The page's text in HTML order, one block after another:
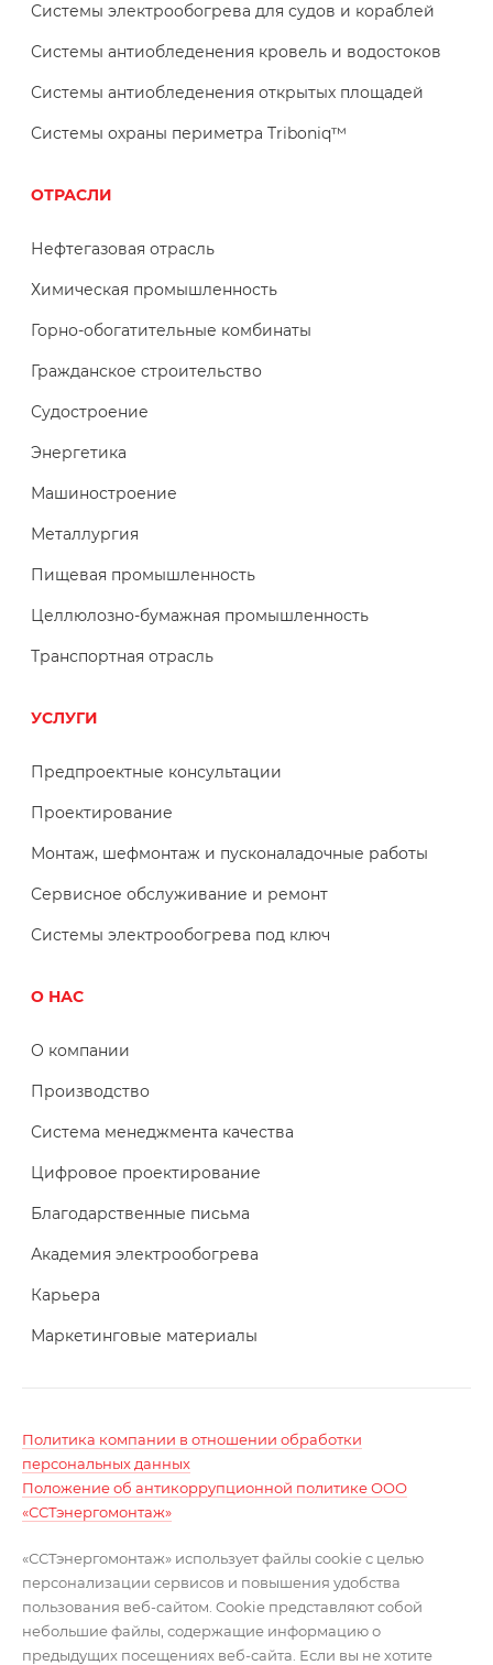
Системы электрообогрева для судов и кораблей
Системы антиобледенения кровель и водостоков
Системы антиобледенения открытых площадей
Системы охраны периметра Triboniq™
ОТРАСЛИ
Нефтегазовая отрасль
Химическая промышленность
Горно-обогатительные комбинаты
Гражданское строительство
Судостроение
Энергетика
Машиностроение
Металлургия
Пищевая промышленность
Целлюлозно-бумажная промышленность
Транспортная отрасль
УСЛУГИ
Предпроектные консультации
Проектирование
Монтаж, шефмонтаж и пусконаладочные работы
Сервисное обслуживание и ремонт
Системы электрообогрева под ключ
О НАС
О компании
Производство
Система менеджмента качества
Цифровое проектирование
Благодарственные письма
Академия электрообогрева
Карьера
Маркетинговые материалы
Политика компании в отношении обработки
персональных данных
Положение об антикоррупционной политике ООО
«ССТэнергомонтаж»
«ССТэнергомонтаж» использует файлы cookie с целью
персонализации сервисов и повышения удобства
пользования веб-сайтом. Cookie представляют собой
небольшие файлы, содержащие информацию о
предыдущих посещениях веб-сайта. Если вы не хотите